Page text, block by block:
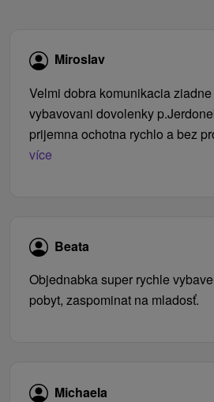
Miroslav
Velmi dobra komunikacia
vybavovani dovolenky
prijemna ochotna rychlo a bez
více
Beata
Objednabka super rychle
pobyt, zaspominat na mladosť.
Michaela